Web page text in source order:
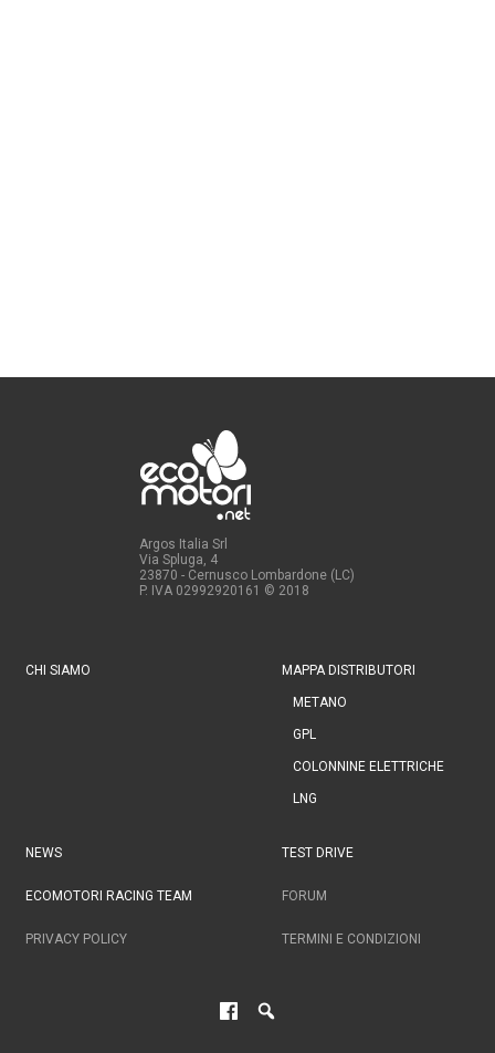
Argos Italia Srl
Via Spluga, 4
23870 - Cernusco Lombardone (LC)
P. IVA 02992920161 © 2018
CHI SIAMO MAPPA DISTRIBUTORI
METANO
GPL
COLONNINE ELETTRICHE
LNG
NEWS TEST DRIVE
ECOMOTORI RACING TEAM FORUM
PRIVACY POLICY TERMINI E CONDIZIONI